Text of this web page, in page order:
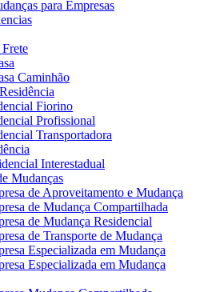
para Empresas
Caminhão
Fiorino
Profissional
Transportadora
Interestadual
Mudanças
de Aproveitamento e Mudança
de Mudança Compartilhada
de Mudança Residencial
de Transporte de Mudança
Especializada em Mudança
Especializada em Mudança